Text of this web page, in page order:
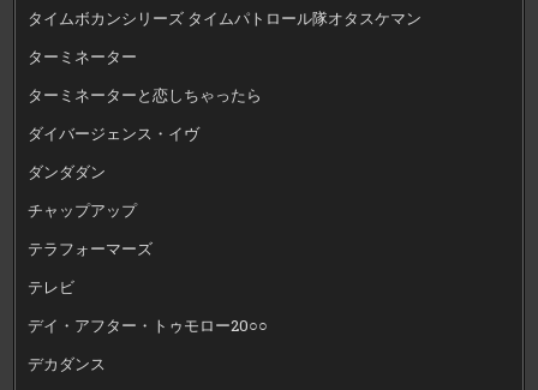
タイムボカンシリーズ タイムパトロール隊オタスケマン
ターミネーター
ターミネーターと恋しちゃったら
ダイバージェンス・イヴ
ダンダダン
チャップアップ
テラフォーマーズ
テレビ
デイ・アフター・トゥモロー20○○
デカダンス